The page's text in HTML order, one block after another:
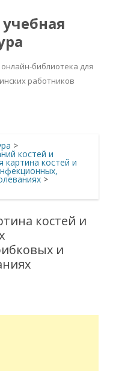
библиотека для
работников
>
костей и
картина костей и
>
костей и
и